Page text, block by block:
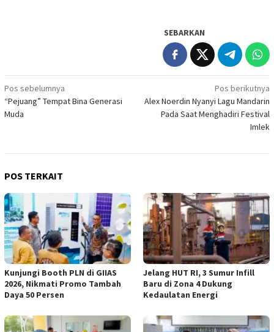
SEBARKAN
Navigasi
pos
Pos sebelumnya
“Pejuang” Tempat Bina Generasi
Muda
Pos berikutnya
Alex Noerdin Nyanyi Lagu Mandarin
Pada Saat Menghadiri Festival
Imlek
POS TERKAIT
Kunjungi Booth PLN di GIIAS
2026, Nikmati Promo Tambah
Daya 50 Persen
Jelang HUT RI, 3 Sumur Infill
Baru di Zona 4 Dukung
Kedaulatan Energi